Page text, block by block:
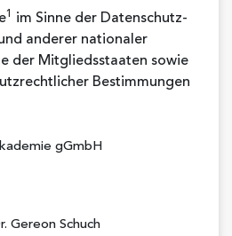
1
im Sinne der Datenschutz-
anderer nationaler
der Mitgliedsstaaten sowie
Bestimmungen
gGmbH
Gereon Schuch